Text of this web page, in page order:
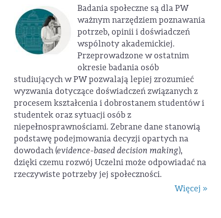
Badania społeczne są dla PW
ważnym narzędziem poznawania
potrzeb, opinii i doświadczeń
wspólnoty akademickiej.
Przeprowadzone w ostatnim
okresie badania osób
studiujących w PW pozwalają lepiej zrozumieć
wyzwania dotyczące doświadczeń związanych z
procesem kształcenia i dobrostanem studentów i
studentek oraz sytuacji osób z
niepełnosprawnościami. Zebrane dane stanowią
podstawę podejmowania decyzji opartych na
dowodach (evidence-based decision making),
dzięki czemu rozwój Uczelni może odpowiadać na
rzeczywiste potrzeby jej społeczności.
Więcej »